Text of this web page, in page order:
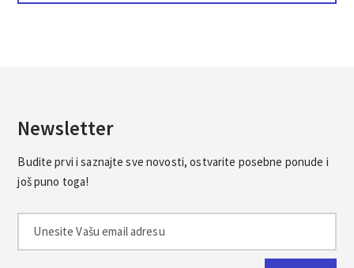
Newsletter
Budite prvi i saznajte sve novosti, ostvarite posebne ponude i
još puno toga!